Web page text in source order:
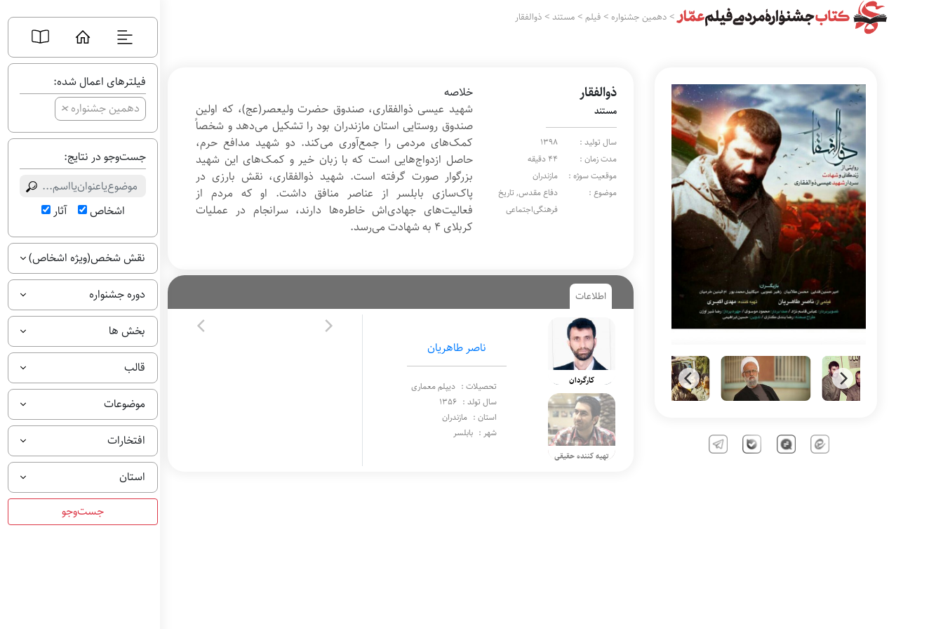
فیلترهای اعمال شده:
دهمین جشنواره+
جست‌وجو در نتایج:
اشخاص آثار
نقش شخص(ویژه اشخاص)
دوره جشنواره
بخش ها
قالب
موضوعات
افتخارات
استان
>دهمین جشنواره >فیلم >مستند >ذوالفقار
ذوالفقار
مستند
سال تولید :
1398
مدت زمان :
44 دقیقه
موقعیت سوژه :
مازندران
موضوع :
دفاع مقدس, تاریخ
فرهنگی‌اجتماعی
خلاصه
شهید عیسی ذوالفقاری، صندوق حضرت ولیعصر(عج)، که اولین
صندوق روستایی استان مازندران بود را تشکیل می‌دهد و شخصاً
کمک‌های مردمی را جمع‌آوری می‌کند. دو شهید مدافع حرم،
حاصل ازدواج‌هایی است که با زبان خیر و کمک‌های این شهید
بزرگوار صورت گرفته است. شهید ذوالفقاری، نقش بارزی در
پاک‌سازی بابلسر از عناصر منافق داشت. او که مردم از
فعالیت‌های جهادی‌اش خاطره‌ها دارند، سرانجام در عملیات
کربلای ۴ به شهادت می‌رسد.
اطلاعات
کارگردان
تهیه کننده حقیقی
ناصر طاهریان
تحصیلات : دیپلم معماری
سال تولد : 1356
استان : مازندران
شهر : بابلسر